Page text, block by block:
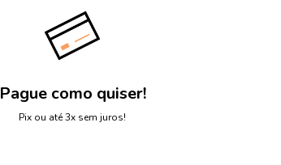
Pague como quiser!
Pix ou até 3x sem juros!